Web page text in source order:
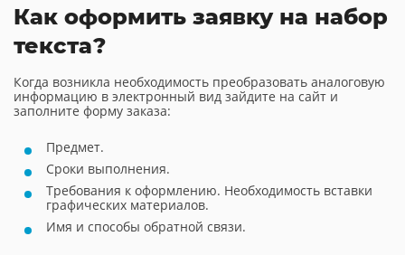
Как оформить заявку на набор
текста?
Когда возникла необходимость преобразовать аналоговую
информацию в электронный вид зайдите на сайт и
заполните форму заказа:
Предмет.
Сроки выполнения.
Требования к оформлению. Необходимость вставки
графических материалов.
Имя и способы обратной связи.